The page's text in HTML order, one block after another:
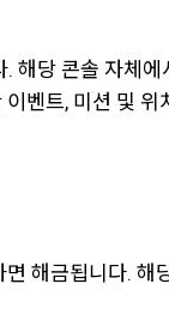
당 콘솔 자체
벤트, 미션 및
해금됩니다.